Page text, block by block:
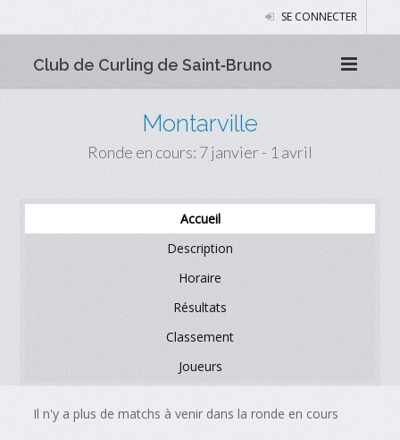
SE CONNECTER
Club de Curling de Saint‑Bruno
Montarville
Ronde en cours: 7 janvier - 1 avril
Accueil
Description
Horaire
Résultats
Classement
Joueurs
Il n'y a plus de matchs à venir dans la ronde en cours